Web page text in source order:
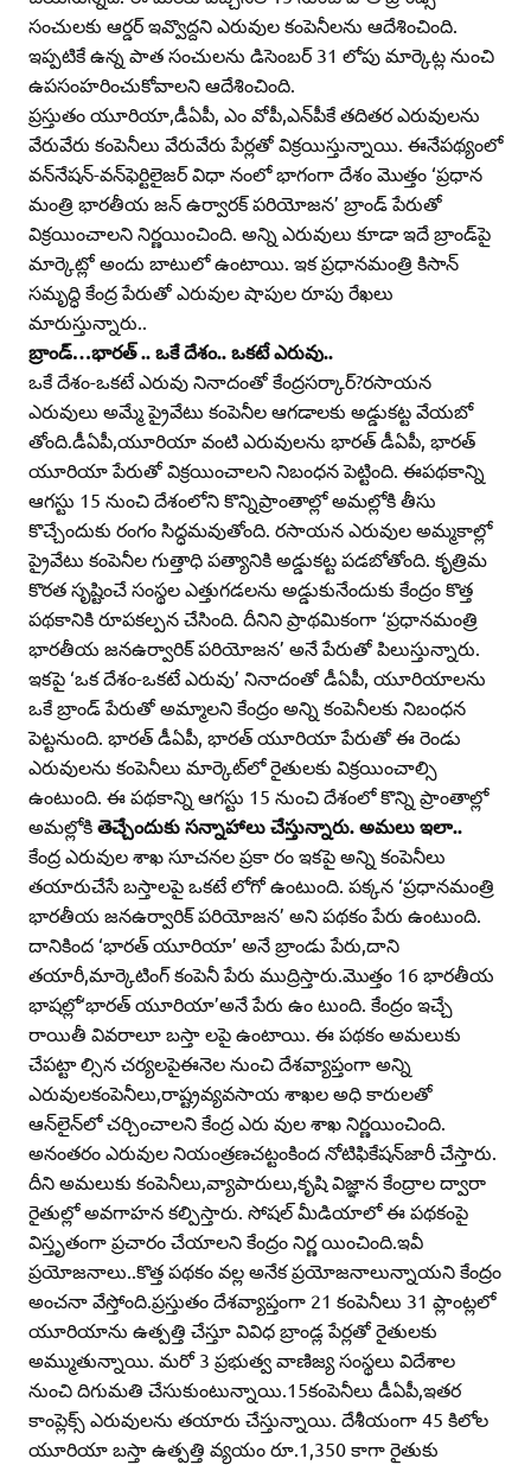
సంచులకు ఆర్డర్‌ ఇవ్వొద్దని ఎరువుల కంపెనీలను ఆదేశించింది.
ఇప్పటికే ఉన్న పాత సంచులను డిసెంబర్‌ 31 లోపు మార్కెట్ల నుంచి
ఉపసంహరించుకోవాలని ఆదేశించింది.
ప్రస్తుతం యూరియా,డీఏపీ, ఎం వోపీ,ఎన్‌పీకే తదితర ఎరువులను
వేరువేరు కంపెనీలు వేరువేరు పేర్లతో విక్రయిస్తున్నాయి. ఈనేపథ్యంలో
వన్‌నేషన్‌-వన్‌ఫెర్టిలైజర్‌ విధా నంలో భాగంగా దేశం మొత్తం ‘ప్రధాన
మంత్రి భారతీయ జన్‌ ఉర్వారక్‌ పరియోజన’ బ్రాండ్‌ పేరుతో
విక్రయించాలని నిర్ణయించింది. అన్ని ఎరువులు కూడా ఇదే బ్రాండ్‌పై
మార్కెట్లో అందు బాటులో ఉంటాయి. ఇక ప్రధానమంత్రి కిసాన్‌
సమృద్ధి కేంద్ర పేరుతో ఎరువుల షాపుల రూపు రేఖలు
మారుస్తున్నారు..
బ్రాండ్‌…భారత్‌ .. ఒకే దేశం.. ఒకటే ఎరువు..
ఒకే దేశం-ఒకటే ఎరువు నినాదంతో కేంద్రసర్కార్‌?రసాయన
ఎరువులు అమ్మే ప్రైవేటు కంపెనీల ఆగడాలకు అడ్డుకట్ట వేయబో
తోంది.డీఏపీ,యూరియా వంటి ఎరువులను భారత్‌ డీఏపీ, భారత్‌
యూరియా పేరుతో విక్రయించాలని నిబంధన పెట్టింది. ఈపథకాన్ని
ఆగస్టు 15 నుంచి దేశంలోని కొన్నిప్రాంతాల్లో అమల్లోకి తీసు
కొచ్చేందుకు రంగం సిద్ధమవుతోంది. రసాయన ఎరువుల అమ్మకాల్లో
ప్రైవేటు కంపెనీల గుత్తాధి పత్యానికి అడ్డుకట్ట పడబోతోంది. కృత్రిమ
కొరత సృష్టించే సంస్థల ఎత్తుగడలను అడ్డుకునేందుకు కేంద్రం కొత్త
పథకానికి రూపకల్పన చేసింది. దీనిని ప్రాథమికంగా ‘ప్రధానమంత్రి
భారతీయ జనఉర్వారిక్‌ పరియోజన’ అనే పేరుతో పిలుస్తున్నారు.
ఇకపై ‘ఒక దేశం-ఒకటే ఎరువు’ నినాదంతో డీఏపీ, యూరియాలను
ఒకే బ్రాండ్‌ పేరుతో అమ్మాలని కేంద్రం అన్ని కంపెనీలకు నిబంధన
పెట్టనుంది. భారత్‌ డీఏపీ, భారత్‌ యూరియా పేరుతో ఈ రెండు
ఎరువులను కంపెనీలు మార్కెట్‌లో రైతులకు విక్రయించాల్సి
ఉంటుంది. ఈ పథకాన్ని ఆగస్టు 15 నుంచి దేశంలో కొన్ని ప్రాంతాల్లో
అమల్లోకి తెచ్చేందుకు సన్నాహాలు చేస్తున్నారు. అమలు ఇలా..
కేంద్ర ఎరువుల శాఖ సూచనల ప్రకా రం ఇకపై అన్ని కంపెనీలు
తయారుచేసే బస్తాలపై ఒకటే లోగో ఉంటుంది. పక్కన ‘ప్రధానమంత్రి
భారతీయ జనఉర్వారిక్‌ పరియోజన’ అని పథకం పేరు ఉంటుంది.
దానికింద ‘భారత్‌ యూరియా’ అనే బ్రాండు పేరు,దాని
తయారీ,మార్కెటింగ్‌ కంపెనీ పేరు ముద్రిస్తారు.మొత్తం 16 భారతీయ
భాషల్లో‘భారత్‌ యూరియా’అనే పేరు ఉం టుంది. కేంద్రం ఇచ్చే
రాయితీ వివరాలూ బస్తా లపై ఉంటాయి. ఈ పథకం అమలుకు
చేపట్టా ల్సిన చర్యలపైఈనెల నుంచి దేశవ్యాప్తంగా అన్ని
ఎరువులకంపెనీలు,రాష్ట్రవ్యవసాయ శాఖల అధి కారులతో
ఆన్‌లైన్‌లో చర్చించాలని కేంద్ర ఎరు వుల శాఖ నిర్ణయించింది.
అనంతరం ఎరువుల నియంత్రణచట్టంకింద నోటిఫికేషన్‌జారీ చేస్తారు.
దీని అమలుకు కంపెనీలు,వ్యాపారులు,కృషి విజ్ఞాన కేంద్రాల ద్వారా
రైతుల్లో అవగాహన కల్పిస్తారు. సోషల్‌ మీడియాలో ఈ పథకంపై
విస్తృతంగా ప్రచారం చేయాలని కేంద్రం నిర్ణ యించింది.ఇవీ
ప్రయోజనాలు..కొత్త పథకం వల్ల అనేక ప్రయోజనాలున్నాయని కేంద్రం
అంచనా వేస్తోంది.ప్రస్తుతం దేశవ్యాప్తంగా 21 కంపెనీలు 31 ప్లాంట్లలో
యూరియాను ఉత్పత్తి చేస్తూ వివిధ బ్రాండ్ల పేర్లతో రైతులకు
అమ్ముతున్నాయి. మరో 3 ప్రభుత్వ వాణిజ్య సంస్థలు విదేశాల
నుంచి దిగుమతి చేసుకుంటున్నాయి.15కంపెనీలు డీఏపీ,ఇతర
కాంప్లెక్స్‌ ఎరువులను తయారు చేస్తున్నాయి. దేశీయంగా 45 కిలోల
యూరియా బస్తా ఉత్పత్తి వ్యయం రూ.1,350 కాగా రైతుకు